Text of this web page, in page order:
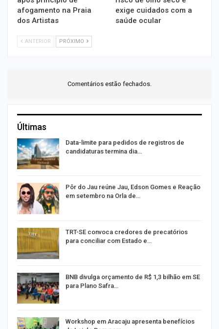
afogamento na Praia
dos Artistas
exige cuidados com a
saúde ocular
ANTERIOR PRÓXIMO
Comentários estão fechados.
Últimas
Data-limite para pedidos de registros de
candidaturas termina dia…
Pôr do Jau reúne Jau, Edson Gomes e Reação
em setembro na Orla de…
TRT-SE convoca credores de precatórios
para conciliar com Estado e…
BNB divulga orçamento de R$ 1,3 bilhão em SE
para Plano Safra…
Workshop em Aracaju apresenta benefícios